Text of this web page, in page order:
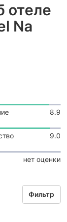
отеле
Na
8.9
9.0
нет оценки
Фильтр